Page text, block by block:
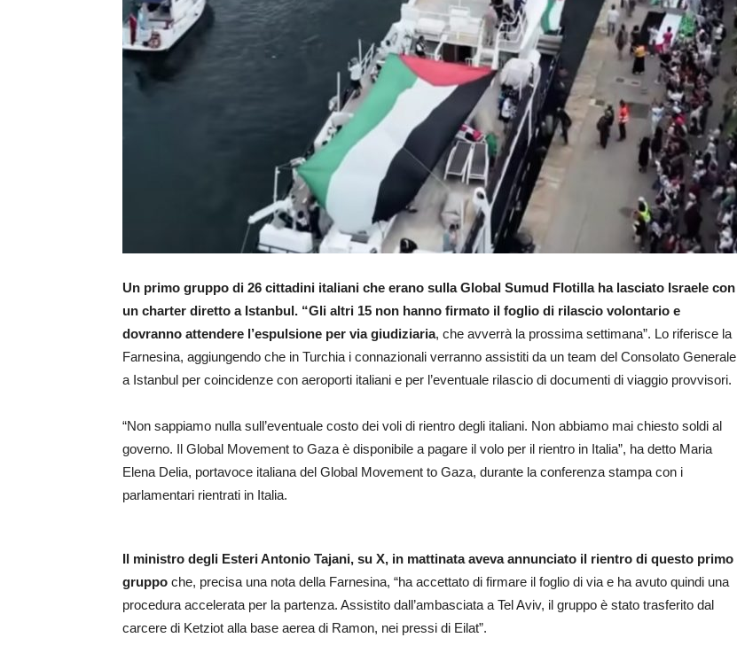
Un primo gruppo di 26 cittadini italiani che erano sulla Global Sumud Flotilla ha lasciato Israele con
un charter diretto a Istanbul. “Gli altri 15 non hanno firmato il foglio di rilascio volontario e
dovranno attendere l’espulsione per via giudiziaria, che avverrà la prossima settimana”. Lo riferisce la
Farnesina, aggiungendo che in Turchia i connazionali verranno assistiti da un team del Consolato Generale
a Istanbul per coincidenze con aeroporti italiani e per l’eventuale rilascio di documenti di viaggio provvisori.
“Non sappiamo nulla sull’eventuale costo dei voli di rientro degli italiani. Non abbiamo mai chiesto soldi al
governo. Il Global Movement to Gaza è disponibile a pagare il volo per il rientro in Italia”, ha detto Maria
Elena Delia, portavoce italiana del Global Movement to Gaza, durante la conferenza stampa con i
parlamentari rientrati in Italia.
Il ministro degli Esteri Antonio Tajani, su X, in mattinata aveva annunciato il rientro di questo primo
gruppo che, precisa una nota della Farnesina, “ha accettato di firmare il foglio di via e ha avuto quindi una
procedura accelerata per la partenza. Assistito dall’ambasciata a Tel Aviv, il gruppo è stato trasferito dal
carcere di Ketziot alla base aerea di Ramon, nei pressi di Eilat”.